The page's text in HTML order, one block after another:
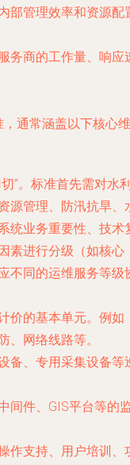
部管理效率和资源配
务商的工作量、响应
通常涵盖以下核心维
”。标准首先需对水
源管理、防汛抗旱、
统业务重要性、技术
素进行分级（如核心
不同的运维服务等级
价的基本单元。例如
、网络线路等。
备、专用采集设备等
间件、GIS平台等的
作支持、用户培训、